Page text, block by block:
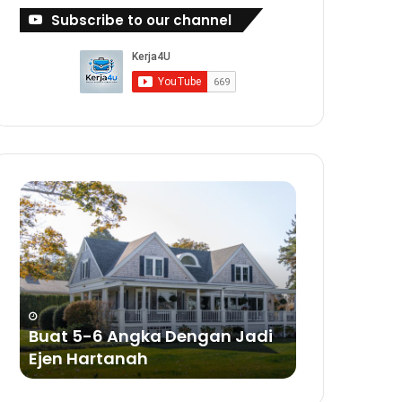
Subscribe to our channel
Dengan Jadi
Bisnes
Sabun
Buat Duit Dengan Bisnes
Sabun